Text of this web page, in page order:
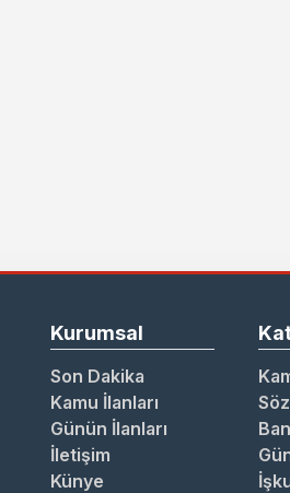
Kurumsal
Son Dakika
Kamu İlanları
Günün İlanları
İletişim
Künye